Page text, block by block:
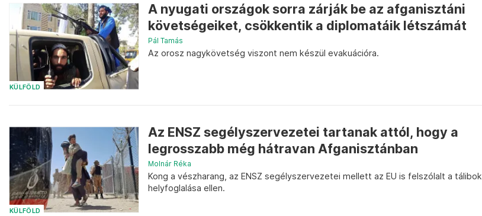
KÜLFÖLD
A nyugati országok sorra zárják be az afganisztáni
követségeiket, csökkentik a diplomatáik létszámát
Pál Tamás
Az orosz nagykövetség viszont nem készül evakuációra.
KÜLFÖLD
Az ENSZ segélyszervezetei tartanak attól, hogy a
legrosszabb még hátravan Afganisztánban
Molnár Réka
Kong a vészharang, az ENSZ segélyszervezetei mellett az EU is felszólalt a tálibok
helyfoglalása ellen.